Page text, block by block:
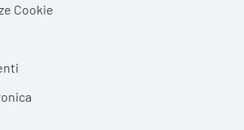
Cookie